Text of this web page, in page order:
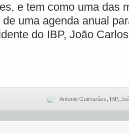
e tem como uma das
uma agenda anual
do IBP, João
Antonio Guimarães IBP,